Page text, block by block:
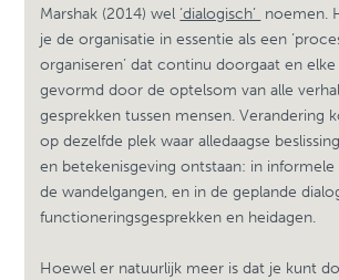
Marshak (2014) wel ‘dialogisch’ noemen.
je de organisatie in essentie als een
organiseren’ dat continu doorgaat en
gevormd door de optelsom van alle
gesprekken tussen mensen. Verandering
op dezelfde plek waar alledaagse
en betekenisgeving ontstaan: in informele
de wandelgangen, en in de geplande
functioneringsgesprekken en heidagen.
Hoewel er natuurlijk meer is dat je kunt